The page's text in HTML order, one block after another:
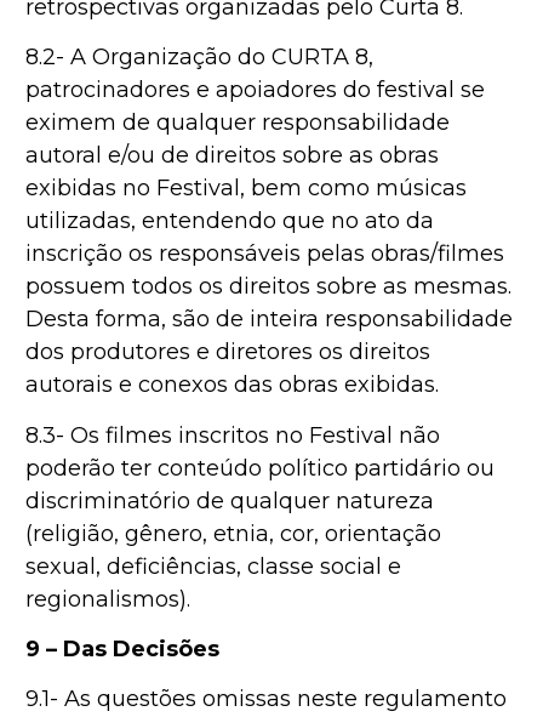
retrospectivas organizadas pelo Curta 8.
8.2- A Organização do CURTA 8,
patrocinadores e apoiadores do festival se
eximem de qualquer responsabilidade
autoral e/ou de direitos sobre as obras
exibidas no Festival, bem como músicas
utilizadas, entendendo que no ato da
inscrição os responsáveis pelas obras/filmes
possuem todos os direitos sobre as mesmas.
Desta forma, são de inteira responsabilidade
dos produtores e diretores os direitos
autorais e conexos das obras exibidas.
8.3- Os filmes inscritos no Festival não
poderão ter conteúdo político partidário ou
discriminatório de qualquer natureza
(religião, gênero, etnia, cor, orientação
sexual, deficiências, classe social e
regionalismos).
9 – Das Decisões
9.1- As questões omissas neste regulamento